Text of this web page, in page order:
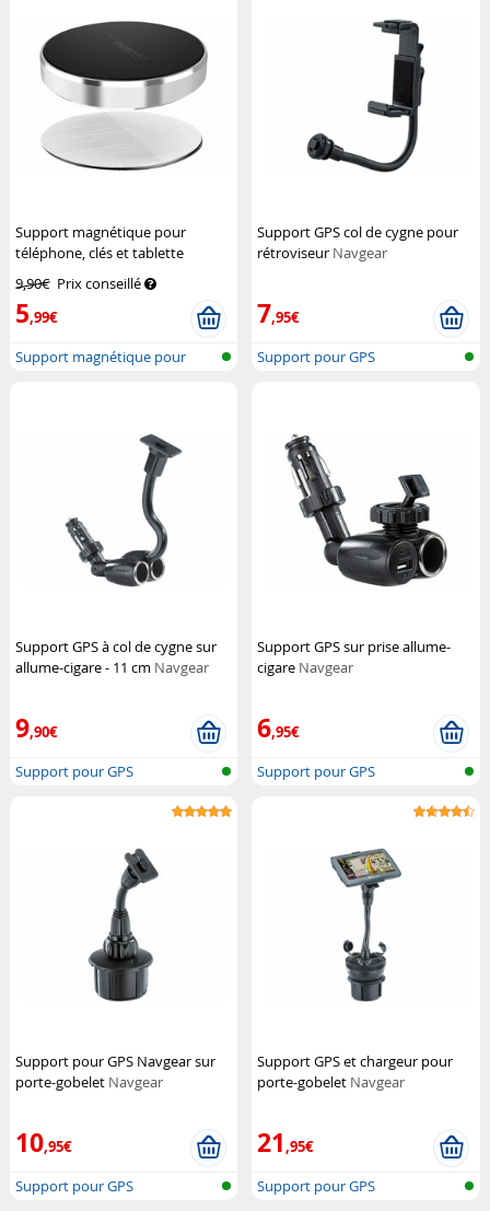
Support magnétique pour
téléphone, clés et tablette
9,90€ Prix conseillé
5,99€
Support magnétique pour
Support GPS col de cygne pour
rétroviseur Navgear
7,95€
Support pour GPS
Support GPS à col de cygne sur
allume-cigare - 11 cm Navgear
9,90€
Support pour GPS
Support GPS sur prise allume-
cigare Navgear
6,95€
Support pour GPS
Support pour GPS Navgear sur
porte-gobelet Navgear
10,95€
Support pour GPS
Support GPS et chargeur pour
porte-gobelet Navgear
21,95€
Support pour GPS